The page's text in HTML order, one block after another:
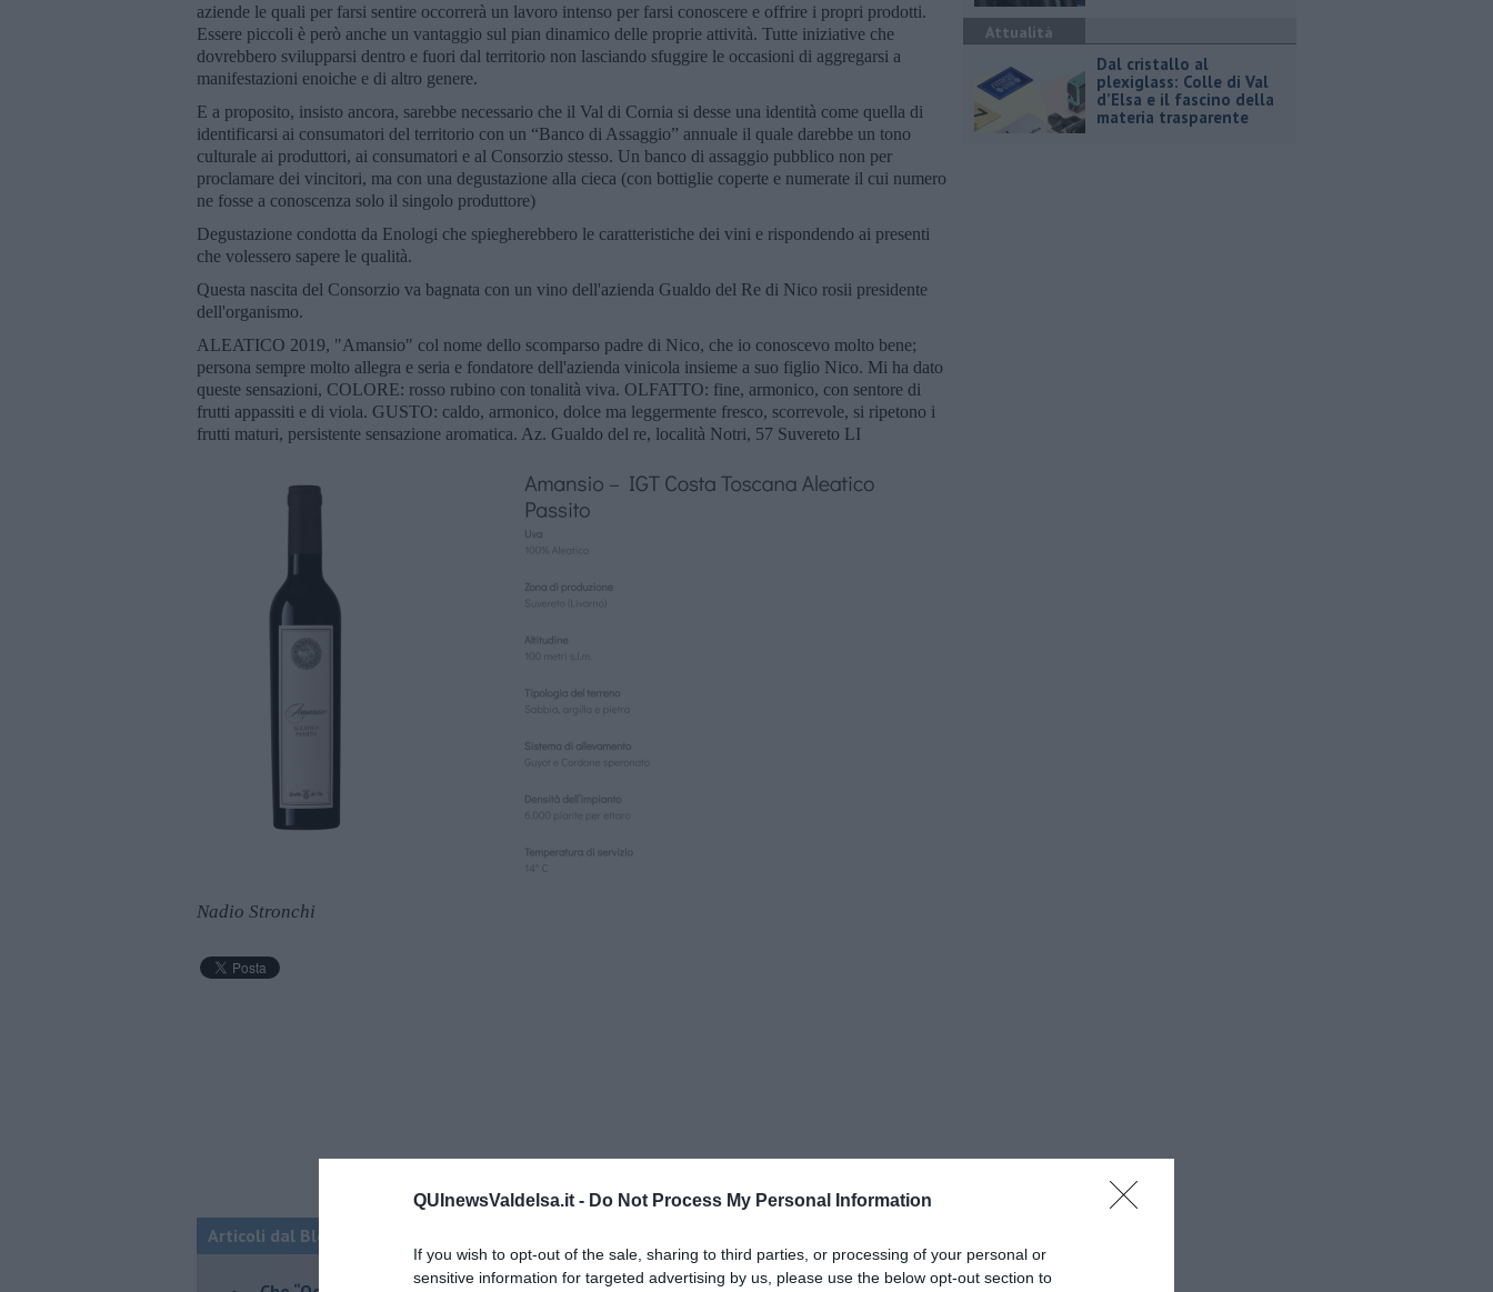
QUInewsValdelsa.it - Do Not Process My Personal Information
If you wish to opt-out of the sale, sharing to third parties, or processing of your personal or
sensitive information for targeted advertising by us, please use the below opt-out section to
aziende le quali per farsi sentire occorrerà un lavoro intenso per farsi conoscere e offrire i propri prodotti.
Essere piccoli è però anche un vantaggio sul pian dinamico delle proprie attività. Tutte iniziative che
dovrebbero svilupparsi dentro e fuori dal territorio non lasciando sfuggire le occasioni di aggregarsi a
manifestazioni enoiche e di altro genere.
E a proposito, insisto ancora, sarebbe necessario che il Val di Cornia si desse una identità come quella di
identificarsi ai consumatori del territorio con un “Banco di Assaggio” annuale il quale darebbe un tono
culturale ai produttori, ai consumatori e al Consorzio stesso. Un banco di assaggio pubblico non per
proclamare dei vincitori, ma con una degustazione alla cieca (con bottiglie coperte e numerate il cui numero
ne fosse a conoscenza solo il singolo produttore)
Degustazione condotta da Enologi che spiegherebbero le caratteristiche dei vini e rispondendo ai presenti
che volessero sapere le qualità.
Questa nascita del Consorzio va bagnata con un vino dell'azienda Gualdo del Re di Nico rosii presidente
dell'organismo.
ALEATICO 2019, "Amansio" col nome dello scomparso padre di Nico, che io conoscevo molto bene;
persona sempre molto allegra e seria e fondatore dell'azienda vinicola insieme a suo figlio Nico. Mi ha dato
queste sensazioni, COLORE: rosso rubino con tonalità viva. OLFATTO: fine, armonico, con sentore di
frutti appassiti e di viola. GUSTO: caldo, armonico, dolce ma leggermente fresco, scorrevole, si ripetono i
frutti maturi, persistente sensazione aromatica. Az. Gualdo del re, località Notri, 57 Suvereto LI
Nadio Stronchi
Articoli dal Blog “Vignaioli e vini” di Nadio Stronchi
Attualità
Dal cristallo al
plexiglass: Colle di Val
d’Elsa e il fascino della
materia trasparente